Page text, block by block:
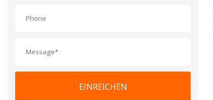
EINREICHEN